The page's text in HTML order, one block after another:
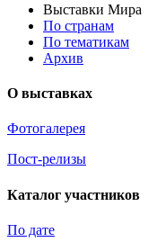
Выставки Мира
По странам
По тематикам
Архив
О выставках
Фотогалерея
Пост-релизы
Каталог участников
По дате